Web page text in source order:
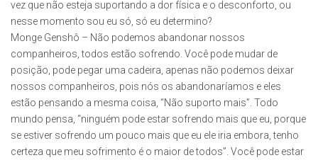
vez que não esteja suportando a dor física e o desconforto, ou
nesse momento sou eu só, só eu determino?
Monge Genshô – Não podemos abandonar nossos
companheiros, todos estão sofrendo. Você pode mudar de
posição, pode pegar uma cadeira, apenas não podemos deixar
nossos companheiros, pois nós os abandonaríamos e eles
estão pensando a mesma coisa, “Não suporto mais”. Todo
mundo pensa, “ninguém pode estar sofrendo mais que eu, porque
se estiver sofrendo um pouco mais que eu ele iria embora, tenho
certeza que meu sofrimento é o maior de todos”. Você pode estar